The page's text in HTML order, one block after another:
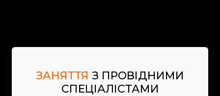
ЗАНЯТТЯ З ПРОВІДНИМИ
СПЕЦІАЛІСТАМИ